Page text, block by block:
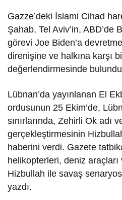
Gazze’deki İslami Cihad
Şahab, Tel Aviv’in, ABD’de
görevi Joe Biden’a
direnişine ve halkına karşı
değerlendirmesinde
Lübnan’da yayınlanan El
ordusunun 25 Ekim’de,
sınırlarında, Zehirli Ok adı
gerçekleştirmesinin
haberini verdi. Gazete
helikopterleri, deniz
Hizbullah ile savaş
yazdı.